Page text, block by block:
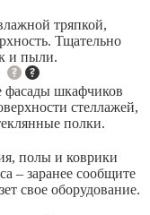
тряпкой,
Тщательно
и пыли.
фасады шкафчиков
стеллажей,
полки.
полы и коврики
– заранее сообщите
свое оборудование.